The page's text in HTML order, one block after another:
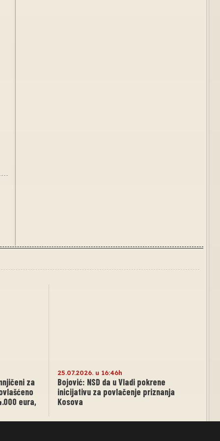
za
eura,
25.07.2026. u 16:46h
Bojović: NSD da u Vladi pokrene
inicijativu za povlačenje priznanja
Kosova